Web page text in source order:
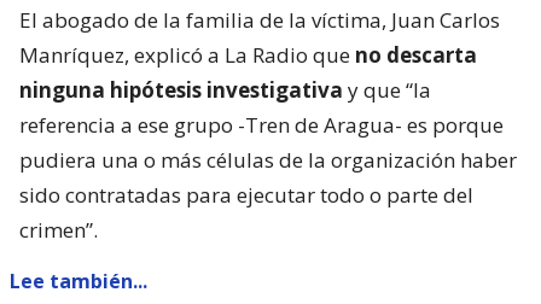
El abogado de la familia de la víctima, Juan Carlos
Manríquez, explicó a La Radio que no descarta
ninguna hipótesis investigativa y que “la
referencia a ese grupo -Tren de Aragua- es porque
pudiera una o más células de la organización haber
sido contratadas para ejecutar todo o parte del
crimen”.
Lee también...